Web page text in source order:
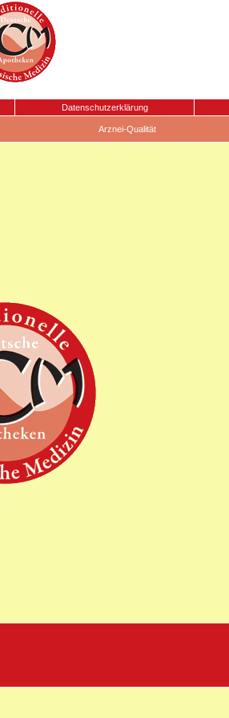
Datenschutzerklärung
Arznei-Qualität